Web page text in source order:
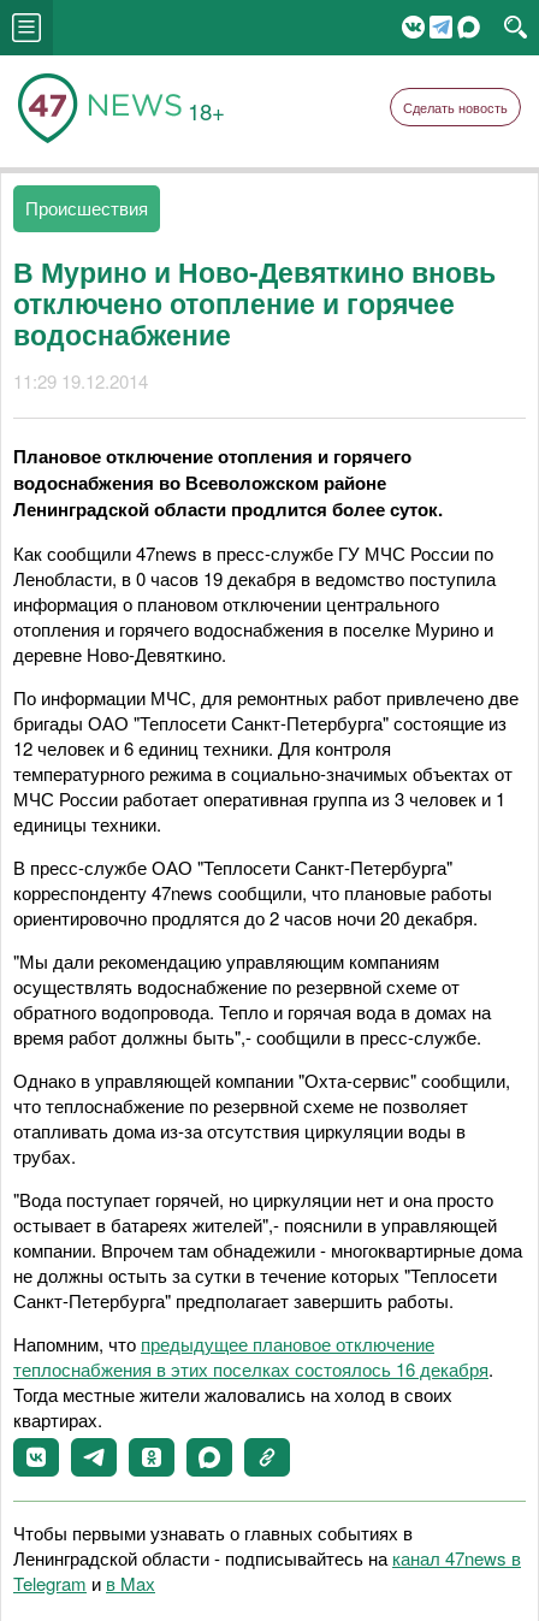
18+ Сделать новость
Происшествия
В Мурино и Ново-Девяткино вновь
отключено отопление и горячее
водоснабжение
11:29 19.12.2014
Плановое отключение отопления и горячего
водоснабжения во Всеволожском районе
Ленинградской области продлится более суток.
Как сообщили 47news в пресс-службе ГУ МЧС России по
Ленобласти, в 0 часов 19 декабря в ведомство поступила
информация о плановом отключении центрального
отопления и горячего водоснабжения в поселке Мурино и
деревне Ново-Девяткино.
По информации МЧС, для ремонтных работ привлечено две
бригады ОАО "Теплосети Санкт-Петербурга" состоящие из
12 человек и 6 единиц техники. Для контроля
температурного режима в социально-значимых объектах от
МЧС России работает оперативная группа из 3 человек и 1
единицы техники.
В пресс-службе ОАО "Теплосети Санкт-Петербурга"
корреспонденту 47news сообщили, что плановые работы
ориентировочно продлятся до 2 часов ночи 20 декабря.
"Мы дали рекомендацию управляющим компаниям
осуществлять водоснабжение по резервной схеме от
обратного водопровода. Тепло и горячая вода в домах на
время работ должны быть",- сообщили в пресс-службе.
Однако в управляющей компании "Охта-сервис" сообщили,
что теплоснабжение по резервной схеме не позволяет
отапливать дома из-за отсутствия циркуляции воды в
трубах.
"Вода поступает горячей, но циркуляции нет и она просто
остывает в батареях жителей",- пояснили в управляющей
компании. Впрочем там обнадежили - многоквартирные дома
не должны остыть за сутки в течение которых "Теплосети
Санкт-Петербурга" предполагает завершить работы.
Напомним, что предыдущее плановое отключение
теплоснабжения в этих поселках состоялось 16 декабря.
Тогда местные жители жаловались на холод в своих
квартирах.
Чтобы первыми узнавать о главных событиях в
Ленинградской области - подписывайтесь на канал 47news в
Telegram и в Maх